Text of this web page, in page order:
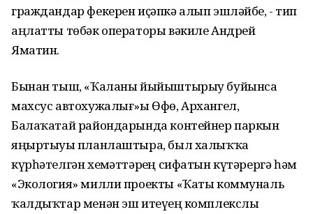
граждандар фекерен иҫәпкә алып эшләйбеҙ, - тип
аңлатты төбәк операторы вәкиле Андрей
Яматин.
Бынан тыш, «Ҡаланы йыйыштырыу буйынса
махсус автохужалығ»ы Өфө, Архангел,
Балаҡатай райондарында контейнер паркын
яңыртыуҙы планлаштыра, был халыҡҡа
күрһәтелгән хеҙмәттәрҙең сифатын күтәрергә һәм
«Экология» милли проекты «Ҡаты коммуналь
ҡалдыҡтар менән эш итеүҙең комплекслы